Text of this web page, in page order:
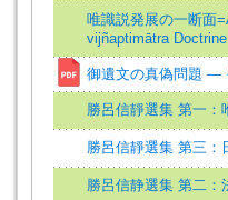
唯識説発展の一断面
vijñaptimātra Doctrine
御遺文の真偽問題 ―
勝呂信靜選集 第一：
勝呂信靜選集 第三：
勝呂信静選集 第二：